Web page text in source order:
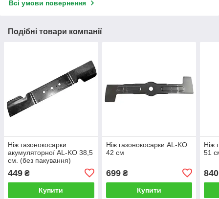
Всі умови повернення
Подібні товари компанії
Ніж газонокосарки
акумуляторної AL-KO 38,5
см. (без пакування)
449 ₴
Купити
Ніж газонокосарки AL-KO
42 см
699₴
Купити
Ніж
51
840